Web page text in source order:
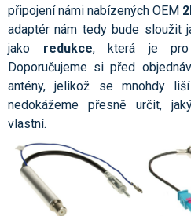
připojení námi nabízených OEM
adaptér nám tedy bude sloužit
jako
redukce, která je pro
Doporučujeme si před
antény, jelikož se mnohdy
nedokážeme přesně určit,
vlastní.